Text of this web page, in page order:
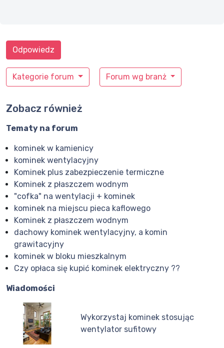
Kategorie forum Forum wg branż
Odpowiedz
Zobacz również
Tematy na forum
kominek w kamienicy
kominek wentylacyjny
Kominek plus zabezpieczenie termiczne
Kominek z płaszczem wodnym
"cofka" na wentylacji + kominek
kominek na miejscu pieca kaflowego
Kominek z płaszczem wodnym
dachowy kominek wentylacyjny, a komin
grawitacyjny
kominek w bloku mieszkalnym
Czy opłaca się kupić kominek elektryczny ??
Wiadomości
Wykorzystaj kominek stosując
wentylator sufitowy